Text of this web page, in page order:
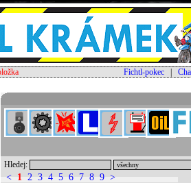
Fichtl-pokec
Hledej:
< 1 2 3 4 5 6 7 8 9 >